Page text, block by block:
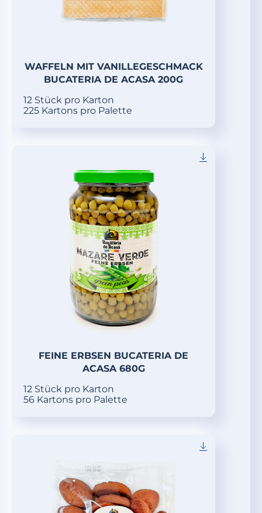
WAFFELN MIT VANILLEGESCHMACK
BUCATERIA DE ACASA 200G
12 Stück pro Karton
225 Kartons pro Palette
FEINE ERBSEN BUCATERIA DE
ACASA 680G
12 Stück pro Karton
56 Kartons pro Palette